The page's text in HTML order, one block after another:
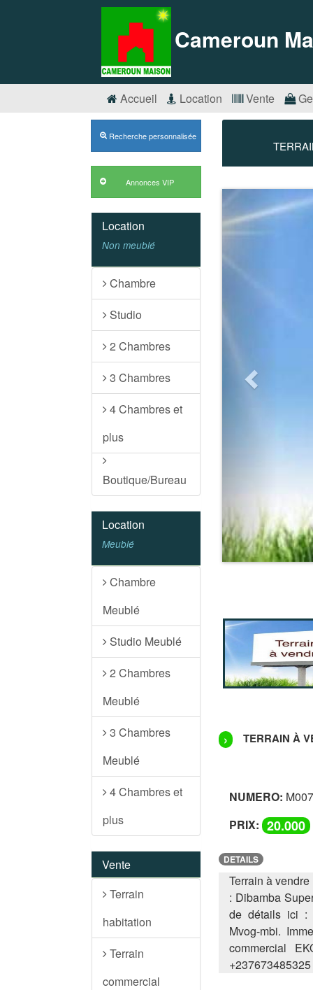
Cameroun
Accueil Location Vente
Recherche personnalisée
Annonces VIP
Location
Non meublé
Chambre
Studio
2 Chambres
3 Chambres
4 Chambres et
plus
Boutique/Bureau
Location
Meublé
Chambre
Meublé
Studio Meublé
2 Chambres
Meublé
3 Chambres
Meublé
4 Chambres et
plus
Vente
Terrain
habitation
Terrain
commercial
Précédent
› TERRAIN À
NUMERO:
PRIX: 20.000
DETAILS
Terrain à
: Dibamba
de détails ici :
Mvog-mbi.
commercial